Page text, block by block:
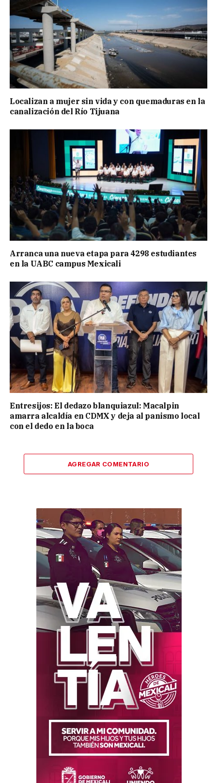
Localizan a mujer sin vida y con quemaduras en la
canalización del Río Tijuana
Arranca una nueva etapa para 4298 estudiantes
en la UABC campus Mexicali
Entresijos: El dedazo blanquiazul: Macalpin
amarra alcaldía en CDMX y deja al panismo local
con el dedo en la boca
AGREGAR COMENTARIO